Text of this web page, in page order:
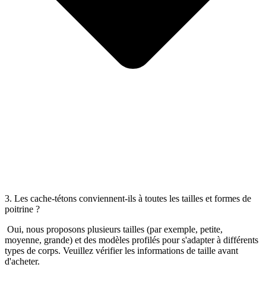
3. Les cache-tétons conviennent-ils à toutes les tailles et formes de
poitrine ?
Oui, nous proposons plusieurs tailles (par exemple, petite,
moyenne, grande) et des modèles profilés pour s'adapter à différents
types de corps. Veuillez vérifier les informations de taille avant
d'acheter.